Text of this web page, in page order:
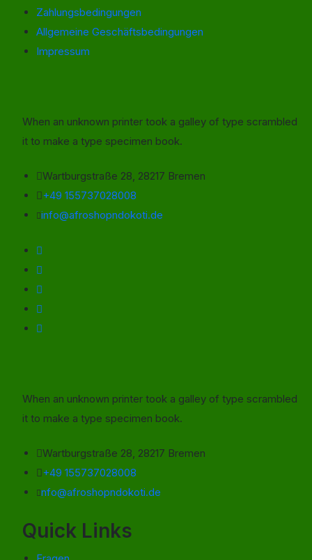
Zahlungsbedingungen
Allgemeine Geschäftsbedingungen
Impressum
When an unknown printer took a galley of type scrambled
it to make a type specimen book.
Wartburgstraße 28, 28217 Bremen
+49 155737028008
info@afroshopndokoti.de
When an unknown printer took a galley of type scrambled
it to make a type specimen book.
Wartburgstraße 28, 28217 Bremen
+49 155737028008
nfo@afroshopndokoti.de
Quick Links